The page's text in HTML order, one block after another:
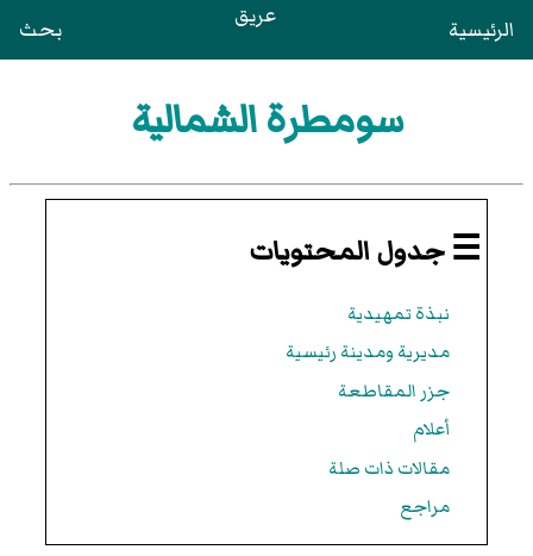
الرئيسية عريق بحث
سومطرة الشمالية
☰ جدول المحتويات
نبذة تمهيدية
مديرية ومدينة رئيسية
جزر المقاطعة
أعلام
مقالات ذات صلة
مراجع